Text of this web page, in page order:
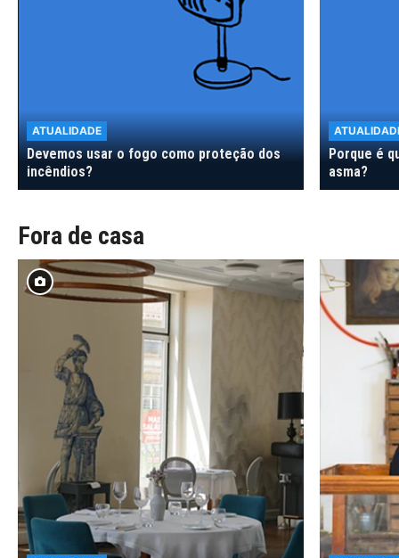
ATUALIDADE
Devemos usar o fogo como proteção dos
incêndios?
Porque é
asma?
Fora de casa